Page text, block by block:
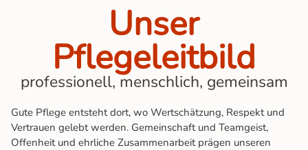
Unser
Pflegeleitbild
professionell, menschlich, gemeinsam
Gute Pflege entsteht dort, wo Wertschätzung, Respekt und
Vertrauen gelebt werden. Gemeinschaft und Teamgeist,
Offenheit und ehrliche Zusammenarbeit prägen unseren